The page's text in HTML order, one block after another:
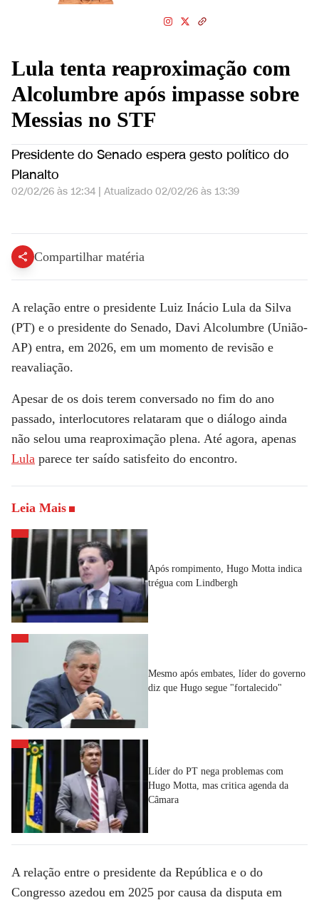
Lula tenta reaproximação com
Alcolumbre após impasse sobre
Messias no STF
Presidente do Senado espera gesto político do
Planalto
02/02/26 às 12:34 | Atualizado 02/02/26 às 13:39
Lula tenta reaproximação com Davi Alcolumbre após impasse sobre Messias no STF | BASTIDORES CNN
Compartilhar matéria
A relação entre o presidente Luiz Inácio Lula da Silva
(PT) e o presidente do Senado, Davi Alcolumbre (União-
AP) entra, em 2026, em um momento de revisão e
reavaliação.
Apesar de os dois terem conversado no fim do ano
passado, interlocutores relataram que o diálogo ainda
não selou uma reaproximação plena. Até agora, apenas
Lula parece ter saído satisfeito do encontro.
Leia Mais
Após rompimento, Hugo Motta indica
trégua com Lindbergh
Mesmo após embates, líder do governo
diz que Hugo segue "fortalecido"
Líder do PT nega problemas com
Hugo Motta, mas critica agenda da
Câmara
A relação entre o presidente da República e o do
Congresso azedou em 2025 por causa da disputa em